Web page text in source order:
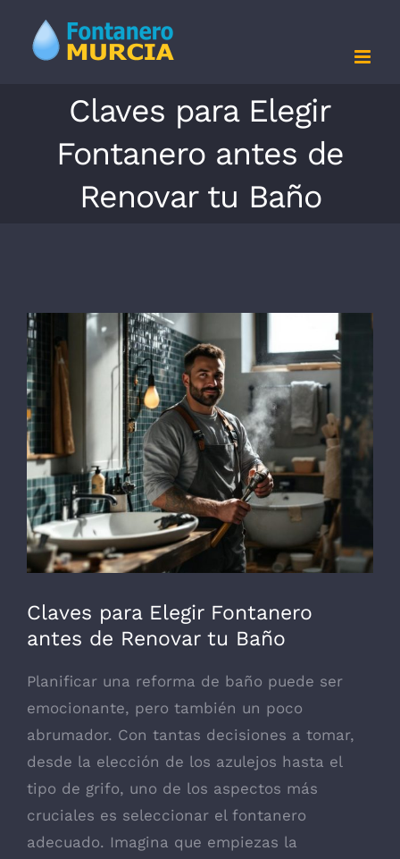
contenido
Claves para Elegir
Fontanero antes de
Renovar tu Baño
Ver
imagen
más
grande
Claves para Elegir Fontanero
antes de Renovar tu Baño
Planificar una reforma de baño puede ser
emocionante, pero también un poco
abrumador. Con tantas decisiones a tomar,
desde la elección de los azulejos hasta el
tipo de grifo, uno de los aspectos más
cruciales es seleccionar el fontanero
adecuado. Imagina que empiezas la